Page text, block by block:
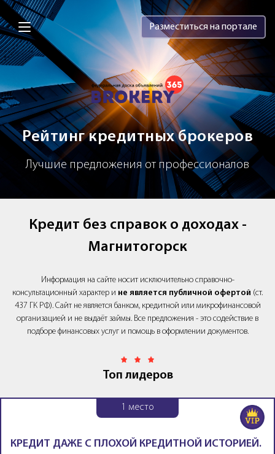
Brokery365 - Рейтинг кредитных
Разместиться на портале
Рейтинг кредитных брокеров
Лучшие предложения от профессионалов
Кредит без справок о доходах -
Магнитогорск
Информация на сайте носит исключительно справочно-
консультационный характер и не является публичной офертой (ст.
437 ГК РФ). Сайт не является банком, кредитной или микрофинансовой
организацией и не выдаёт займы. Все предложения - это содействие в
подборе финансовых услуг и помощь в оформлении документов.
Топ лидеров
1 место
КРЕДИТ ДАЖЕ С ПЛОХОЙ КРЕДИТНОЙ ИСТОРИЕЙ.